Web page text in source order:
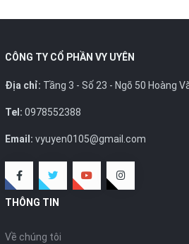
CÔNG TY CỔ PHẦN VY UYÊN
Địa chỉ: Tầng 3 - Số 23 - Ngõ 50 Hoàng
Tel: 0978552388
Email: vyuyen0105@gmail.com
THÔNG TIN
Về chúng tôi